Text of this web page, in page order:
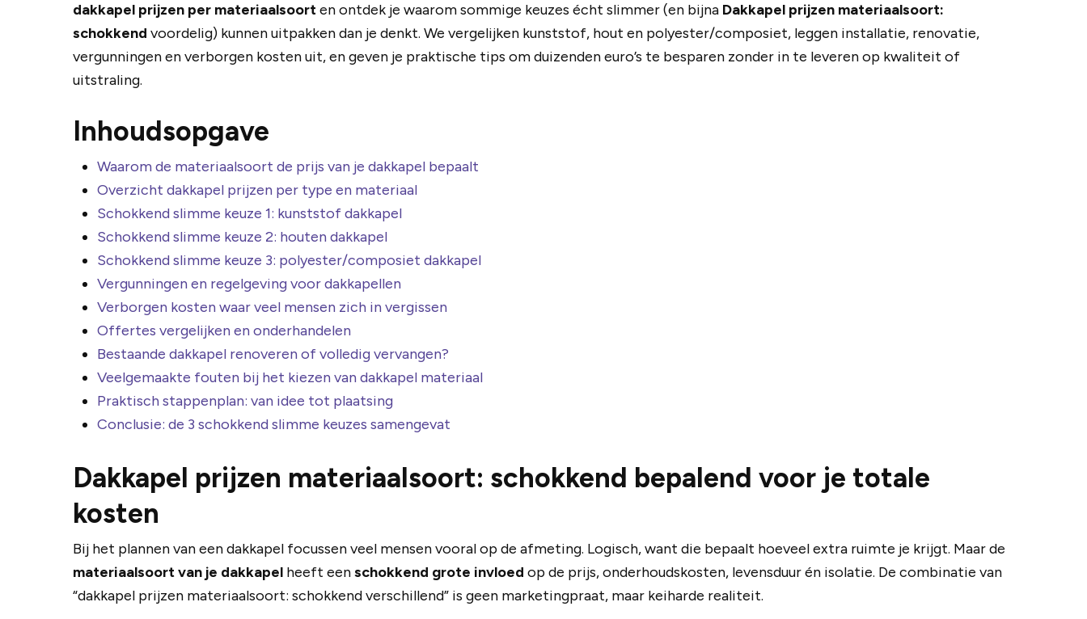
dakkapel prijzen per materiaalsoorten ontdek je waarom sommige keuzes écht slimmer (en bijna Dakkapel prijzen materiaalsoort:
schokkend voordelig) kunnen uitpakken dan je denkt. We vergelijken kunststof, hout en polyester/composiet, leggen installatie, renovatie,
vergunningen en verborgen kosten uit, en geven je praktische tips om duizenden euro’s te besparen zonder in te leveren op kwaliteit of
uitstraling.
Inhoudsopgave
Waarom de materiaalsoort de prijs van je dakkapel bepaalt
Overzicht dakkapel prijzen per type en materiaal
Schokkend slimme keuze 1: kunststof dakkapel
Schokkend slimme keuze 2: houten dakkapel
Schokkend slimme keuze 3: polyester/composiet dakkapel
Vergunningen en regelgeving voor dakkapellen
Verborgen kosten waar veel mensen zich in vergissen
Offertes vergelijken en onderhandelen
Bestaande dakkapel renoveren of volledig vervangen?
Veelgemaakte fouten bij het kiezen van dakkapel materiaal
Praktisch stappenplan: van idee tot plaatsing
Conclusie: de 3 schokkend slimme keuzes samengevat
Dakkapel prijzen materiaalsoort: schokkend bepalend voor je totale
kosten
Bij het plannen van een dakkapel focussen veel mensen vooral op de afmeting. Logisch, want die bepaalt hoeveel extra ruimte je krijgt. Maar de
materiaalsoort van je dakkapel heeft eenschokkend grote invloed op de prijs, onderhoudskosten, levensduur én isolatie. De combinatie van
“dakkapel prijzen materiaalsoort: schokkend verschillend” is geen marketingpraat, maar keiharde realiteit.